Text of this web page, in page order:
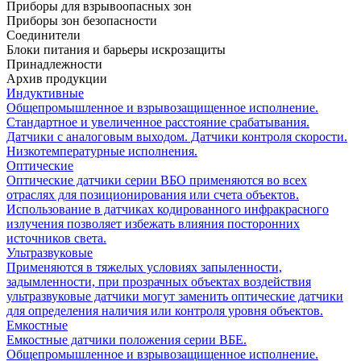
Приборы для взрывоопасных зон
Приборы зон безопасности
Соединители
Блоки питания и барьеры искрозащиты
Принадлежности
Архив продукции
Индуктивные
Общепромышленное и взрывозащищенное исполнение.
Стандартное и увеличенное расстояние срабатывания.
Датчики с аналоговым выходом. Датчики контроля скорости.
Низкотемпературные исполнения.
Оптические
Оптические датчики серии ВБО применяются во всех
отраслях для позиционирования или счета объектов.
Использование в датчиках кодированного инфракрасного
излучения позволяет избежать влияния посторонних
источников света.
Ультразвуковые
Применяются в тяжелых условиях запыленности,
задымленности, при прозрачных объектах воздействия
ультразвуковые датчики могут заменить оптические датчики
для определения наличия или контроля уровня объектов.
Емкостные
Емкостные датчики положения серии ВБЕ.
Общепромышленное и взрывозащищенное исполнение.